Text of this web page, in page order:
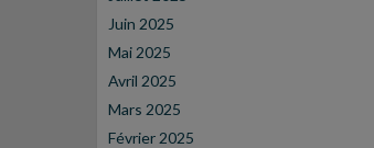
Juin 2025
Mai 2025
Avril 2025
Mars 2025
Février 2025